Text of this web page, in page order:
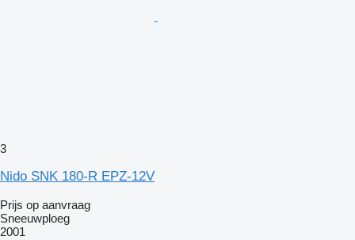
3
Nido SNK 180-R EPZ-12V
Prijs op aanvraag
Sneeuwploeg
2001